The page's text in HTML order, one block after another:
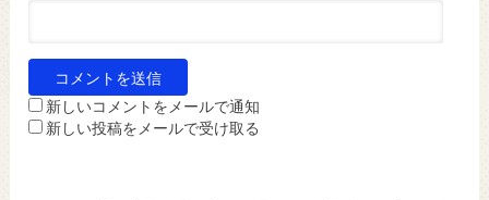
新しいコメントをメールで通知
新しい投稿をメールで受け取る